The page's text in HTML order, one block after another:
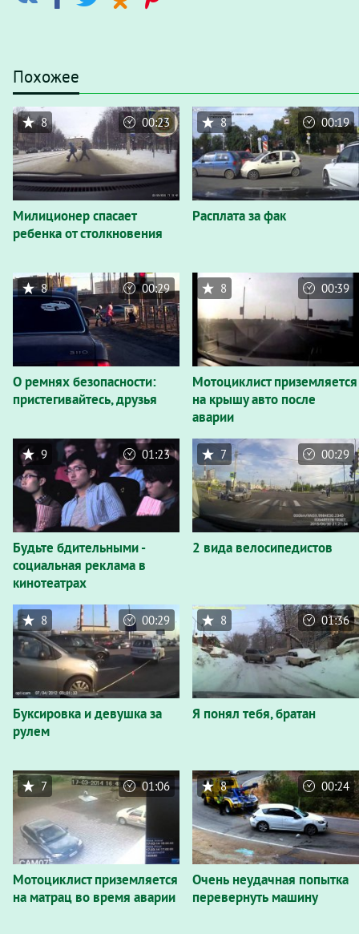
Похожее
Милиционер спасает
ребенка от столкновения
8 00:23
Расплата за фак
8 00:19
О ремнях безопасности:
пристегивайтесь, друзья
8 00:29
Мотоциклист приземляется
на крышу авто после
аварии
8 00:39
Будьте бдительными -
социальная реклама в
кинотеатрах
9 01:23
2 вида велосипедистов
7 00:29
Буксировка и девушка за
рулем
8 00:29
Я понял тебя, братан
8 01:36
Мотоциклист приземляется
на матрац во время аварии
7 01:06
Очень неудачная попытка
перевернуть машину
8 00:24